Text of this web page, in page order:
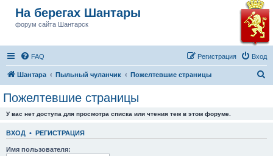
На берегах Шантары
форум сайта Шантарск
FAQ Вход
Регистрация
Шантара Пыльный чуланчик Пожелтевшие страницы
Пожелтевшие страницы
У вас нет доступа для просмотра списка или чтения тем в этом форуме.
ВХОД • РЕГИСТРАЦИЯ
Имя пользователя: